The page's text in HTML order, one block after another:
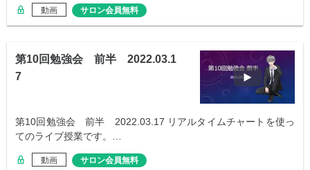
動画 サロン会員無料
第10回勉強会 前半 2022.03.1
7
第10回勉強会 前半 2022.03.17 リアルタイムチャートを使っ
てのライブ授業です。…
動画 サロン会員無料